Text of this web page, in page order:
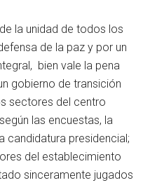
la unidad de todos los
de la paz y por un
bien vale la pena
gobierno de transición
sectores del centro
las encuestas, la
candidatura presidencial;
del establecimiento
sinceramente jugados